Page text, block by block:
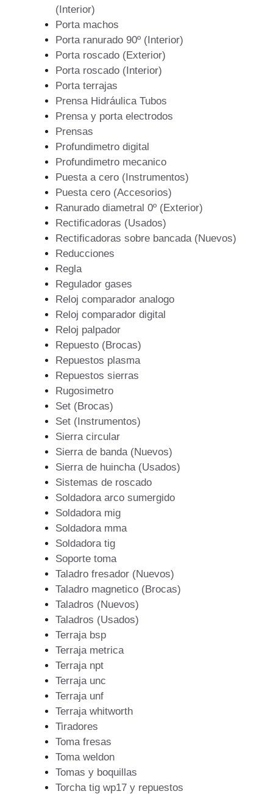
(Interior)
Porta machos
Porta ranurado 90º (Interior)
Porta roscado (Exterior)
Porta roscado (Interior)
Porta terrajas
Prensa Hidráulica Tubos
Prensa y porta electrodos
Prensas
Profundimetro digital
Profundimetro mecanico
Puesta a cero (Instrumentos)
Puesta cero (Accesorios)
Ranurado diametral 0º (Exterior)
Rectificadoras (Usados)
Rectificadoras sobre bancada (Nuevos)
Reducciones
Regla
Regulador gases
Reloj comparador analogo
Reloj comparador digital
Reloj palpador
Repuesto (Brocas)
Repuestos plasma
Repuestos sierras
Rugosimetro
Set (Brocas)
Set (Instrumentos)
Sierra circular
Sierra de banda (Nuevos)
Sierra de huincha (Usados)
Sistemas de roscado
Soldadora arco sumergido
Soldadora mig
Soldadora mma
Soldadora tig
Soporte toma
Taladro fresador (Nuevos)
Taladro magnetico (Brocas)
Taladros (Nuevos)
Taladros (Usados)
Terraja bsp
Terraja metrica
Terraja npt
Terraja unc
Terraja unf
Terraja whitworth
Tiradores
Toma fresas
Toma weldon
Tomas y boquillas
Torcha tig wp17 y repuestos